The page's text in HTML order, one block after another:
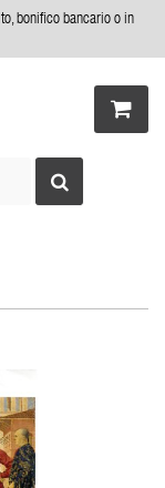
bonifico bancario o in